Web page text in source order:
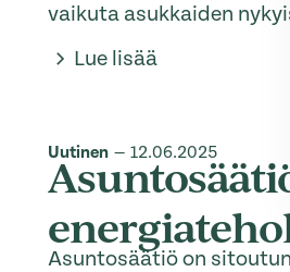
vaikuta asukkaiden
Lue lisää
Uutinen — 12.06.2025
Asuntosäätiö on